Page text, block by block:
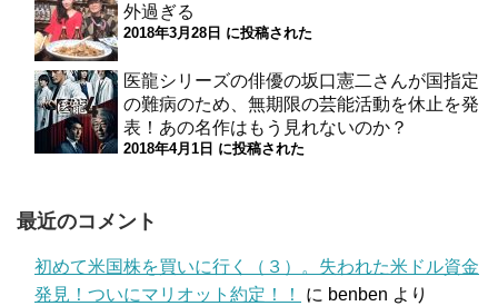
外過ぎる
2018年3月28日 に投稿された
医龍シリーズの俳優の坂口憲二さんが国指定
の難病のため、無期限の芸能活動を休止を発
表！あの名作はもう見れないのか？
2018年4月1日 に投稿された
最近のコメント
初めて米国株を買いに行く（３）。失われた米ドル資金
発見！ついにマリオット約定！！
に benben より